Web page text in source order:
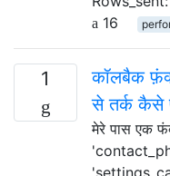
16
1
कॉलबैक
से तर्क कैसे
मेरे पास एक